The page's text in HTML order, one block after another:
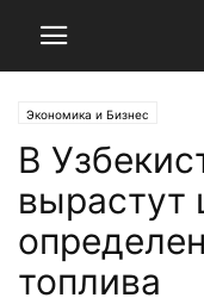
Экономика и Бизнес
В
вырастут
топлива